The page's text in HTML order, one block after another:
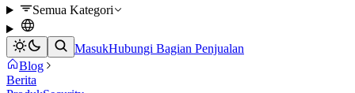
Semua Kategori
MasukHubungi Bagian Penjualan
Blog
Berita